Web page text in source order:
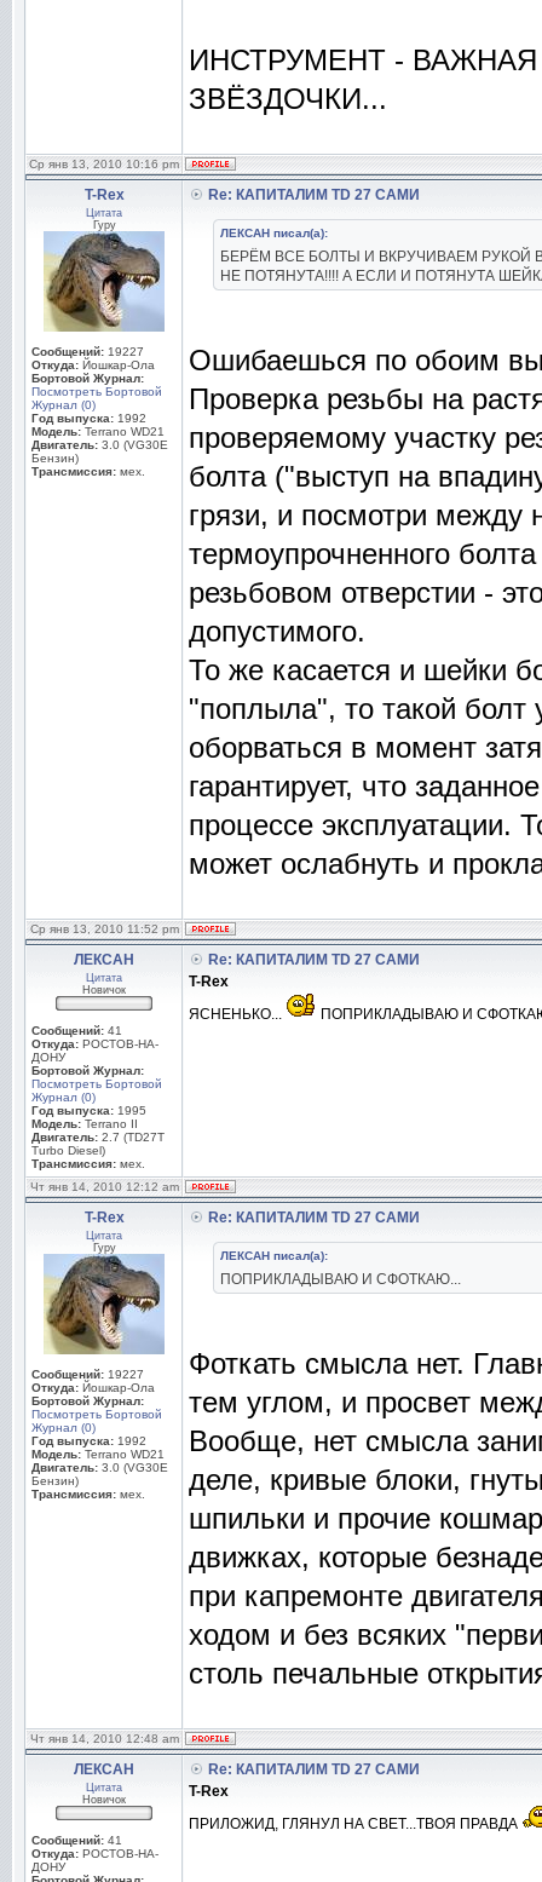
ИНСТРУМЕНТ -
ЗВЁЗДОЧКИ...
Ср янв 13, 2010 10:16 pm
T-Rex
Цитата
Гуру
Сообщений: 19227
Откуда: Йошкар-Ола
Бортовой Журнал:
Посмотреть Бортовой
Журнал (0)
Год выпуска: 1992
Модель: Terrano WD21
Двигатель: 3.0 (VG30E
Бензин)
Трансмиссия: мех.
Re: КАПИТАЛИМ TD 27 САМИ
ЛЕКСАН писал(а):
БЕРЁМ ВСЕ БОЛТЫ И ВКРУЧИВАЕМ РУКОЙ
НЕ ПОТЯНУТА!!!! А ЕСЛИ И ПОТЯНУТА
Ошибаешься по обоим
Проверка резьбы на
проверяемому участку
болта ("выступ на
грязи, и посмотри между
термоупрочненного
резьбовом отверстии -
допустимого.
То же касается и шейки
"поплыла", то такой болт
оборваться в момент
гарантирует, что
процессе эксплуатации.
может ослабнуть и
Ср янв 13, 2010 11:52 pm
ЛЕКСАН
Цитата
Новичок
Сообщений: 41
Откуда: РОСТОВ-НА-
ДОНУ
Бортовой Журнал:
Посмотреть Бортовой
Журнал (0)
Год выпуска: 1995
Модель: Terrano II
Двигатель: 2.7 (TD27T
Turbo Diesel)
Трансмиссия: мех.
Re: КАПИТАЛИМ TD 27 САМИ
T-Rex
ЯСНЕНЬКО...
ПОПРИКЛАДЫВАЮ И
Чт янв 14, 2010 12:12 am
T-Rex
Цитата
Гуру
Сообщений: 19227
Откуда: Йошкар-Ола
Бортовой Журнал:
Посмотреть Бортовой
Журнал (0)
Год выпуска: 1992
Модель: Terrano WD21
Двигатель: 3.0 (VG30E
Бензин)
Трансмиссия: мех.
Re: КАПИТАЛИМ TD 27 САМИ
ЛЕКСАН писал(а):
ПОПРИКЛАДЫВАЮ И СФОТКАЮ...
Фоткать смысла нет.
тем углом, и просвет
Вообще, нет смысла
деле, кривые блоки,
шпильки и прочие
движках, которые
при капремонте
ходом и без всяких
столь печальные
Чт янв 14, 2010 12:48 am
ЛЕКСАН
Цитата
Новичок
Сообщений: 41
Откуда: РОСТОВ-НА-
ДОНУ
Re: КАПИТАЛИМ TD 27 САМИ
T-Rex
ПРИЛОЖИД, ГЛЯНУЛ НА СВЕТ...ТВОЯ ПРАВДА